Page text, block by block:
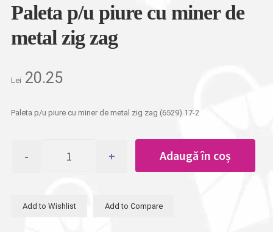
Paleta p/u piure cu miner de
metal zig zag
Lei 20.25
Paleta p/u piure cu miner de metal zig zag (6529) 17-2
Paleta
miner
Adaugă în coș
Add to Wishlist Add to Compare